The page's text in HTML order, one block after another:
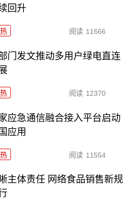
回升
阅读 11666
门发文推动多用户绿电直连
阅读 12370
应急通信融合接入平台启动
应用
阅读 11554
主体责任 网络食品销售新规